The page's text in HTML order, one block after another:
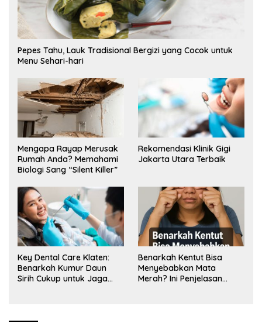
Pepes Tahu, Lauk Tradisional Bergizi yang Cocok untuk
Menu Sehari-hari
Mengapa Rayap Merusak
Rumah Anda? Memahami
Biologi Sang “Silent Killer”
Rekomendasi Klinik Gigi
Jakarta Utara Terbaik
Key Dental Care Klaten:
Benarkah Kumur Daun
Sirih Cukup untuk Jaga
Benarkah Kentut Bisa
Menyebabkan Mata
Merah? Ini Penjelasan